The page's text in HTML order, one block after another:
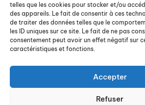
telles que les cookies pour stocker et/ou
des appareils. Le fait de consentir à ces
de traiter des données telles que le
les ID uniques sur ce site. Le fait de ne pas
consentement peut avoir un effet négatif sur
caractéristiques et fonctions.
Accepter
Refuser
l’art, pour une tenue parfaite
Découvrez nos revêtements